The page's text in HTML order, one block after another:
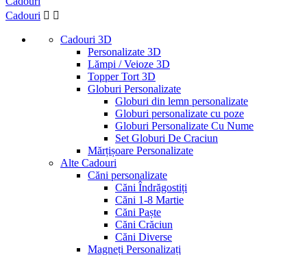
Cadouri  
Cadouri 3D
Personalizate 3D
Lămpi / Veioze 3D
Topper Tort 3D
Globuri Personalizate
Globuri din lemn personalizate
Globuri personalizate cu poze
Globuri Personalizate Cu Nume
Set Globuri De Craciun
Mărțișoare Personalizate
Alte Cadouri
Căni personalizate
Căni Îndrăgostiți
Căni 1-8 Martie
Căni Paște
Căni Crăciun
Căni Diverse
Magneți Personalizați